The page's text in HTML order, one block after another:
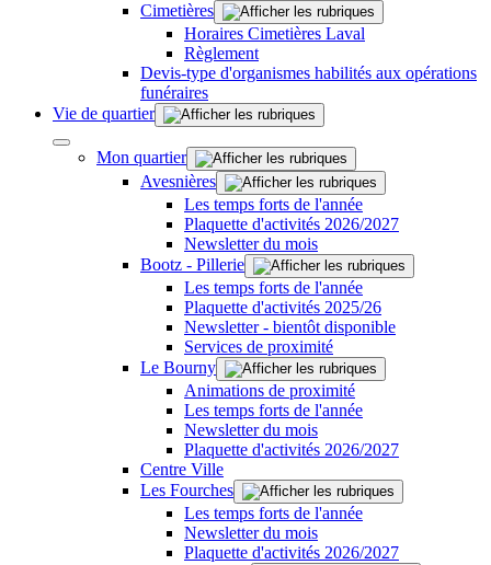
Cimetières
Horaires Cimetières Laval
Règlement
Devis-type d'organismes habilités aux opérations
funéraires
Vie de quartier
Mon quartier
Avesnières
Les temps forts de l'année
Plaquette d'activités 2026/2027
Newsletter du mois
Bootz - Pillerie
Les temps forts de l'année
Plaquette d'activités 2025/26
Newsletter - bientôt disponible
Services de proximité
Le Bourny
Animations de proximité
Les temps forts de l'année
Newsletter du mois
Plaquette d'activités 2026/2027
Centre Ville
Les Fourches
Les temps forts de l'année
Newsletter du mois
Plaquette d'activités 2026/2027